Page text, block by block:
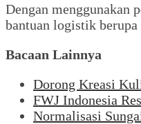
Dengan menggunakan
bantuan logistik berupa
Bacaan Lainnya
Dorong Kreasi
FWJ Indonesia
Normalisasi